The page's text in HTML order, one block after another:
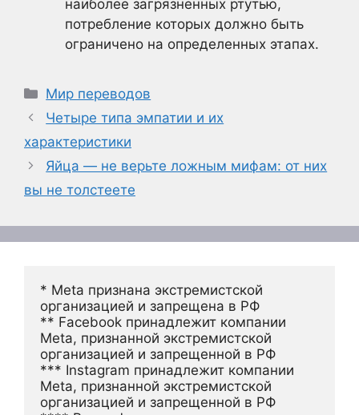
наиболее загрязненных ртутью,
потребление которых должно быть
ограничено на определенных этапах.
Рубрики
Мир переводов
Четыре типа эмпатии и их
характеристики
Яйца — не верьте ложным мифам: от них
вы не толстеете
* Meta признана экстремистской
организацией и запрещена в РФ
** Facebook принадлежит компании
Meta, признанной экстремистской
организацией и запрещенной в РФ
*** Instagram принадлежит компании
Meta, признанной экстремистской
организацией и запрещенной в РФ